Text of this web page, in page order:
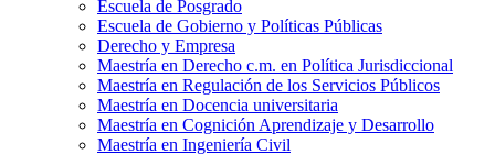
Escuela de Posgrado
Escuela de Gobierno y Políticas Públicas
Derecho y Empresa
Maestría en Derecho c.m. en Política Jurisdiccional
Maestría en Regulación de los Servicios Públicos
Maestría en Docencia universitaria
Maestría en Cognición Aprendizaje y Desarrollo
Maestría en Ingeniería Civil